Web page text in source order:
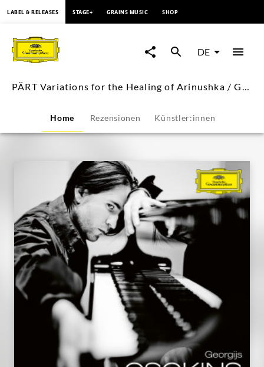
Variations
for
Healing
Arinushka
Georgijs
Osokins
Deutsche
LABEL & RELEASES STAGE+ GRAINS MUSIC SHOP
DE
PÄRT Variations for the Healing of Arinushka / Georgijs Osokins
Home Rezensionen Künstler:innen